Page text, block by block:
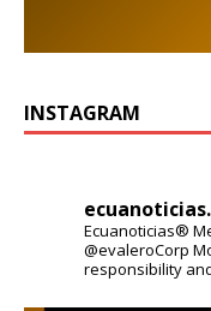
INSTAGRAM
Ecuanoticias®
@evaleroCorp
responsibility